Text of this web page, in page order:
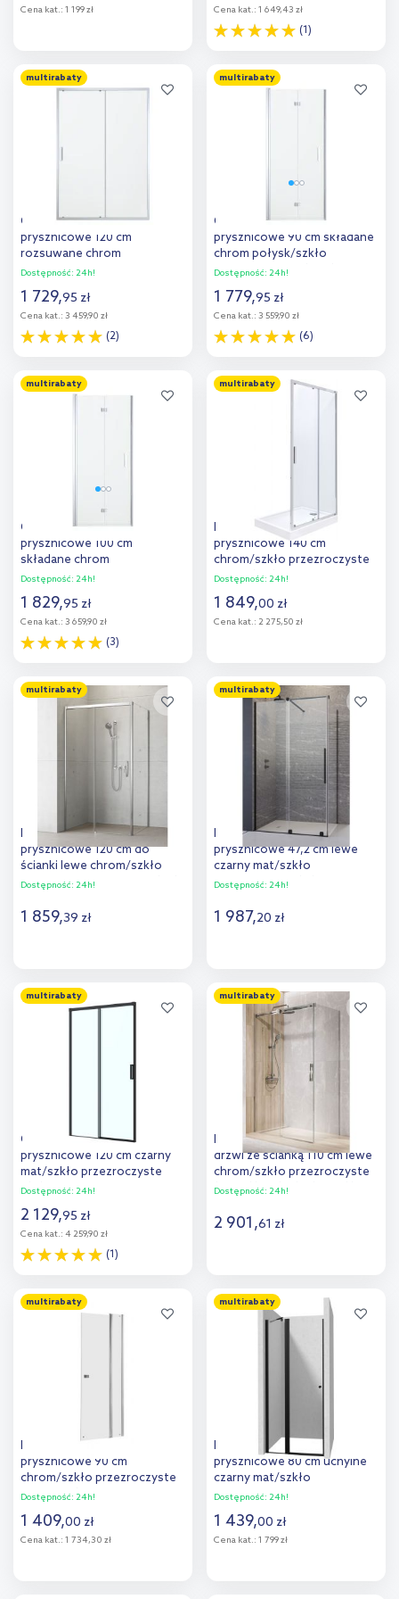
Cena kat.: 1 199 zł
Dodaj do
Cena kat.: 1 649,43 zł
(1)
Dodaj do
multirabaty
Oltens Fulla drzwi
prysznicowe 120 cm
rozsuwane chrom
połysk/szkło przezroczyste
Dostępność: 24h!
1 729,95 zł
Cena kat.: 3 459,90 zł
(2)
Dodaj do
multirabaty
Oltens Trana drzwi
prysznicowe 90 cm składane
chrom połysk/szkło
przezroczyste 21208100
Dostępność: 24h!
1 779,95 zł
Cena kat.: 3 559,90 zł
(6)
Dodaj do
multirabaty
Oltens Trana drzwi
prysznicowe 100 cm
składane chrom
połysk/szkło przezroczyste
Dostępność: 24h!
1 829,95 zł
Cena kat.: 3 659,90 zł
(3)
Dodaj do
porównania
multirabaty
Roca Town-N drzwi
prysznicowe 140 cm
chrom/szkło przezroczyste
AMP2814012M
Dostępność: 24h!
1 849,00 zł
Cena kat.: 2 275,50 zł
Dodaj do
multirabaty
Radaway Idea KDJ drzwi
prysznicowe 120 cm do
ścianki lewe chrom/szkło
przezroczyste 387042-01-01L
Dostępność: 24h!
1 859,39 zł
Dodaj do
multirabaty
Radaway Furo Black KDJ drzwi
prysznicowe 47,2 cm lewe
czarny mat/szkło
przezroczyste 10104472-54-
Dostępność: 24h!
1 987,20 zł
Dodaj do
porównania
multirabaty
Oltens Breda drzwi
prysznicowe 120 cm czarny
mat/szkło przezroczyste
21212300
Dostępność: 24h!
2 129,95 zł
Cena kat.: 4 259,90 zł
(1)
Dodaj do
multirabaty
Radaway Espera Pro KDJ
drzwi ze ścianką 110 cm lewe
chrom/szkło przezroczyste
10090110-01-01L/10092110-
Dostępność: 24h!
2 901,61 zł
Dodaj do
porównania
multirabaty
Roca Capital drzwi
prysznicowe 90 cm
chrom/szkło przezroczyste
AM4609012M
Dostępność: 24h!
1 409,00 zł
Cena kat.: 1 734,30 zł
multirabaty
Deante Kerria Plus drzwi
prysznicowe 80 cm uchylne
czarny mat/szkło
przezroczyste KTSUN42P
Dostępność: 24h!
1 439,00 zł
Cena kat.: 1 799 zł